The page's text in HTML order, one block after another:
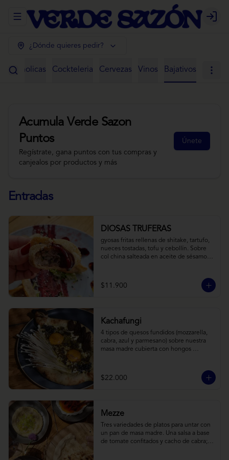
Abrir menu de navegación Login
¿Dónde quieres pedir?
Alcoholicas Cockteleria Cervezas Vinos Bajativos
Acumula Verde Sazon
Puntos
Regístrate, gana puntos con tus compras y
canjealos por productos y más
Únete
Entradas
DIOSAS TRUFERAS
gyosas fritas rellenas de shitake, tartufo,
nueces tostadas, tofu y cebollín. Sobre
col china salteada en aceite de sésamo,
$11.900
Kachafungi
4 tipos de quesos fundidos (mozzarella,
cabra, azul y parmesano) sobre nuestra
masa madre cubierta con hongos
frescas y pequeños toques de
chimichurri.
$22.000
Mezze
Tres variedades de platos para untar con
un pan de masa madre. Una salsa a base
de tomate confitados y cacho de cabra;